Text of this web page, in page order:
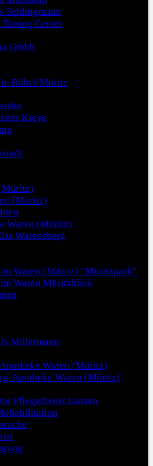
Schlingmann
Center
Gmbh
Röbel/Müritz
Kreye
(Müritz)
Waren (Müritz)
Warensberg
Waren (Müritz) "Müritzpark"
Waren Müritzblick
Millermann
Waren (Müritz)
Apotheke Waren (Müritz)
Pflegedienst Lansen